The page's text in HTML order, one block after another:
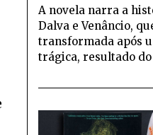
A novela narra a
Dalva e Venâncio,
transformada após
trágica, resultado